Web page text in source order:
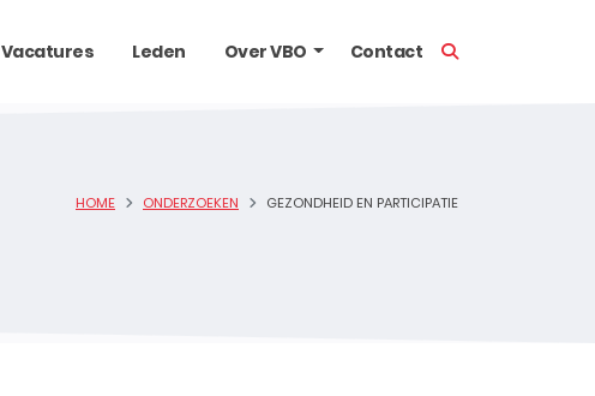
Vacatures Leden Over VBO Contact
HOME ONDERZOEKEN GEZONDHEID EN PARTICIPATIE